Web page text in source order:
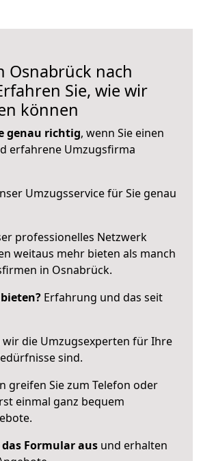
Osnabrück nach
Sie, wie wir
können
genau richtig, wenn Sie einen
erfahrene Umzugsfirma
Umzugsservice für Sie genau
professionelles Netzwerk
weitaus mehr bieten als manch
in Osnabrück.
Erfahrung und das seit
wir die Umzugsexperten für Ihre
sind.
greifen Sie zum Telefon oder
einmal ganz bequem
Formular aus und erhalten